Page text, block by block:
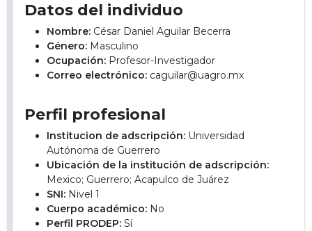
Datos del individuo
Nombre: César Daniel Aguilar Becerra
Género: Masculino
Ocupación: Profesor-Investigador
Correo electrónico: caguilar@uagro.mx
Perfil profesional
Institucion de adscripción: Universidad
Autónoma de Guerrero
Ubicación de la institución de adscripción:
Mexico; Guerrero; Acapulco de Juárez
SNI: Nivel 1
Cuerpo académico: No
Perfil PRODEP: Sí